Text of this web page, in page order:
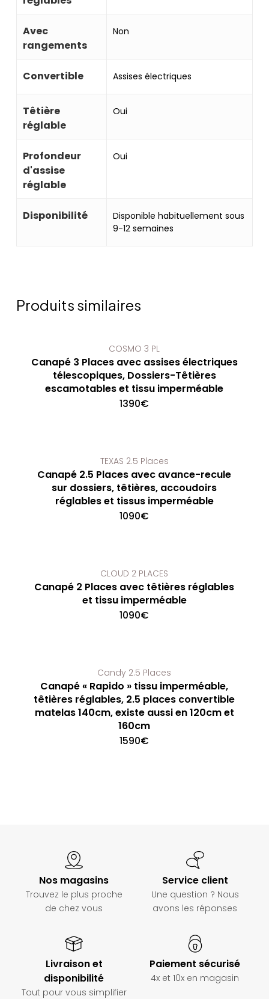
Avec
rangements
Non
Convertible Assises électriques
Têtière
réglable
Oui
Profondeur
d'assise
réglable
Oui
Disponibilité
Disponible habituellement sous
9-12 semaines
Produits similaires
COSMO 3 PL
Canapé 3 Places avec assises électriques
télescopiques, Dossiers-Têtières
escamotables et tissu imperméable
1390€
TEXAS 2.5 Places
Canapé 2.5 Places avec avance-recule
sur dossiers, têtières, accoudoirs
réglables et tissus imperméable
1090€
CLOUD 2 PLACES
Canapé 2 Places avec têtières réglables
et tissu imperméable
1090€
Candy 2.5 Places
Canapé « Rapido » tissu imperméable,
têtières réglables, 2.5 places convertible
matelas 140cm, existe aussi en 120cm et
160cm
1590€
Nos magasins
Trouvez le plus proche
de chez vous
Service client
Une question ? Nous
avons les réponses
Livraison et
disponibilité
Tout pour vous simplifier
Paiement sécurisé
4x et 10x en magasin